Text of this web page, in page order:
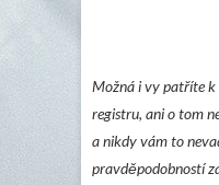
Možná i vy patříte k
registru, ani o tom
a nikdy vám to
pravděpodobností